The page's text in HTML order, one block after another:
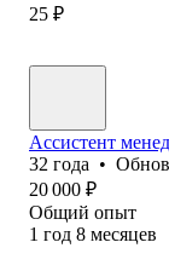
25 ₽
Ассистент
32 года •
20 000 ₽
Общий опыт
1 год 8 месяцев